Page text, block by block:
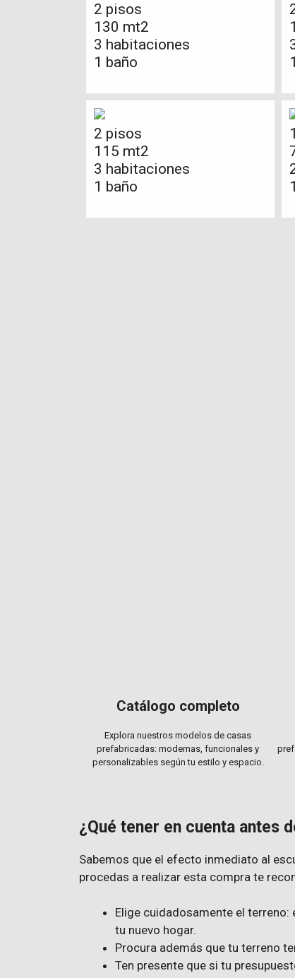
2 pisos
130 mt2
3 habitaciones
1 baño
2 pisos
115 mt2
3 habitaciones
1 baño
Catálogo completo
Explora nuestros modelos de casas
prefabricadas: modernas, funcionales y
personalizables según tu estilo y espacio.
¿Qué tener en cuenta antes
Sabemos que el efecto inmediato al
procedas a realizar esta compra te
Elige cuidadosamente el
tu nuevo hogar.
Procura además que tu terreno
Ten presente que si tu